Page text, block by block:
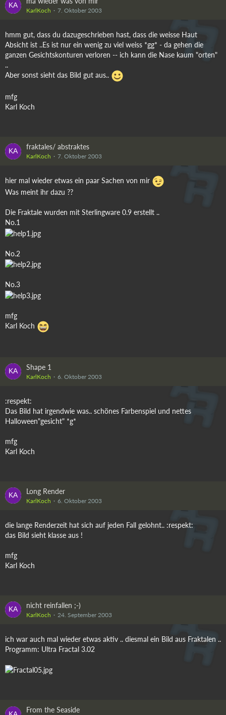
KarlKoch 7. Oktober 2003
hmm gut, dass du dazugeschrieben hast, dass die weisse Haut
Absicht ist ..Es ist nur ein wenig zu viel weiss *gg* - da gehen die
ganzen Gesichtskonturen verloren -- ich kann die Nase kaum "orten"
..
Aber sonst sieht das Bild gut aus..
mfg
Karl Koch
fraktales/ abstraktes
KarlKoch 7. Oktober 2003
hier mal wieder etwas ein paar Sachen von mir
Was meint ihr dazu ??
Die Fraktale wurden mit Sterlingware 0.9 erstellt ..
No.1
No.2
No.3
mfg
Karl Koch
Shape 1
KarlKoch 6. Oktober 2003
:respekt:
Das Bild hat irgendwie was.. schönes Farbenspiel und nettes
Halloween"gesicht" *g*
mfg
Karl Koch
Long Render
KarlKoch 6. Oktober 2003
die lange Renderzeit hat sich auf jeden Fall gelohnt.. :respekt:
das Bild sieht klasse aus !
mfg
Karl Koch
nicht reinfallen ;-)
KarlKoch 24. September 2003
ich war auch mal wieder etwas aktiv .. diesmal ein Bild aus Fraktalen ..
Programm: Ultra Fractal 3.02
From the Seaside